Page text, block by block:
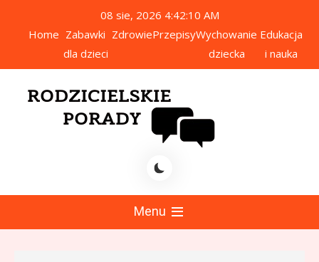
08 sie, 2026 4:42:11 AM
Home Zabawki
dla dzieci
ZdrowiePrzepisyWychowanie
dziecka
Edukacja
i nauka
Porady
Menu